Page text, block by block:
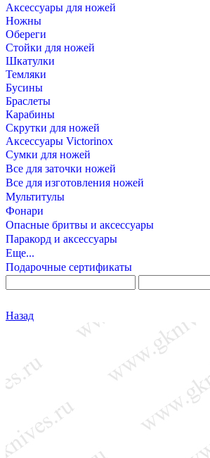
Аксессуары для ножей
Ножны
Обереги
Стойки для ножей
Шкатулки
Темляки
Бусины
Браслеты
Карабины
Скрутки для ножей
Аксессуары Victorinox
Сумки для ножей
Все для заточки ножей
Все для изготовления ножей
Мультитулы
Фонари
Опасные бритвы и аксессуары
Паракорд и аксессуары
Еще...
Подарочные сертификаты
Назад